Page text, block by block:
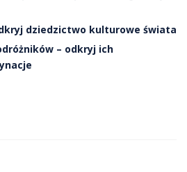
dziedzictwo kulturowe świata
– odkryj ich